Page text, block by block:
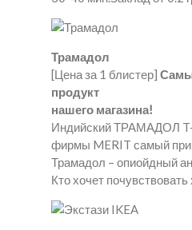
Трамадол
[Цена за 1 блистер]
продукт
нашего магазина!
Индийский ТРАМАДОЛ
фирмы MERIT самый
Трамадол – опиойдный
Кто хочет